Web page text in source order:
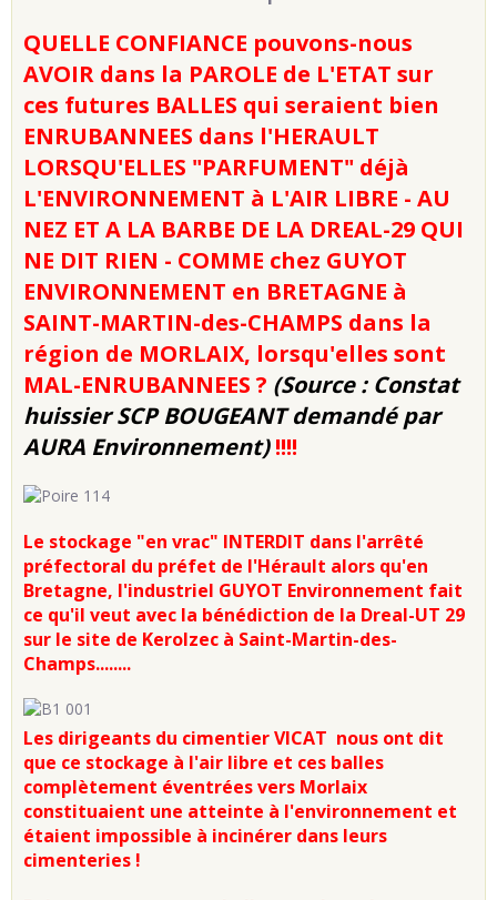
QUELLE CONFIANCE pouvons-nous
AVOIR dans la PAROLE de L'ETAT sur
ces futures BALLES qui seraient bien
ENRUBANNEES dans l'HERAULT
LORSQU'ELLES "PARFUMENT" déjà
L'ENVIRONNEMENT à L'AIR LIBRE - AU
NEZ ET A LA BARBE DE LA DREAL-29 QUI
NE DIT RIEN - COMME chez GUYOT
ENVIRONNEMENT en BRETAGNE à
SAINT-MARTIN-des-CHAMPS dans la
région de MORLAIX, lorsqu'elles sont
MAL-ENRUBANNEES ? (Source : Constat
huissier SCP BOUGEANT demandé par
AURA Environnement)!!!!
Le stockage "en vrac" INTERDIT dans l'arrêté
préfectoral du préfet de l'Hérault alors qu'en
Bretagne, l'industriel GUYOT Environnement fait
ce qu'il veut avec la bénédiction de la Dreal-UT 29
sur le site de Kerolzec à Saint-Martin-des-
Champs........
Les dirigeants du cimentier VICAT nous ont dit
que ce stockage à l'air libre et ces balles
complètement éventrées vers Morlaix
constituaient une atteinte à l'environnement et
étaient impossible à incinérer dans leurs
cimenteries !